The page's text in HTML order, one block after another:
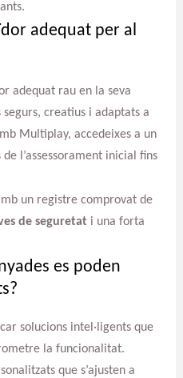
adequat per al
adequat rau en la seva
creatius i adaptats a
Multiplay, accedeixes a un
l’assessorament inicial fins
un registre comprovat de
de seguretat i una forta
es poden
solucions intel·ligents que
la funcionalitat.
que s’ajusten a